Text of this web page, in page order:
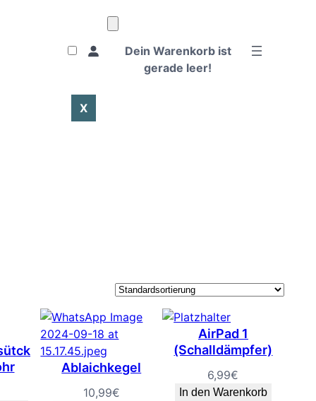
Dein Warenkorb ist
gerade leer!
X
Ablaichkegel
10,99€
AirPad 1
(Schalldämpfer)
6,99€
In den Warenkorb